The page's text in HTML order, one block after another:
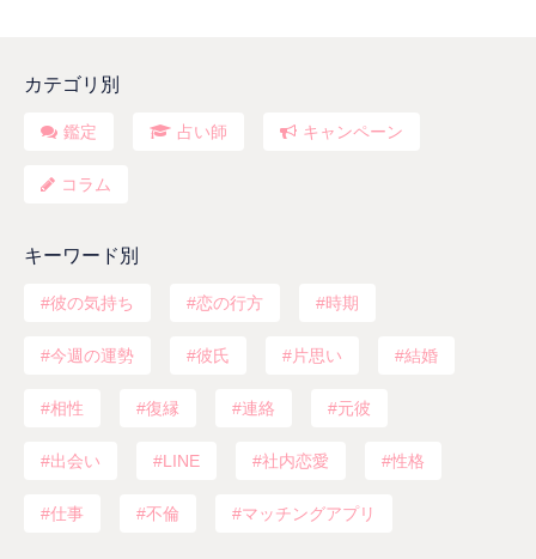
カテゴリ別
鑑定 占い師 キャンペーン
コラム
キーワード別
彼の気持ち 恋の行方 時期
今週の運勢 彼氏 片思い 結婚
相性 復縁 連絡 元彼
出会い LINE 社内恋愛 性格
仕事 不倫 マッチングアプリ